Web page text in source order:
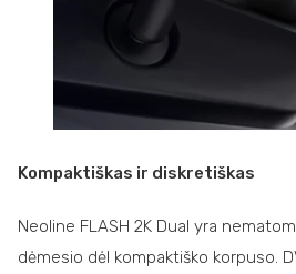
Kompaktiškas ir diskretiškas
Neoline FLASH 2K Dual yra
dėmesio dėl kompaktiško korpuso.